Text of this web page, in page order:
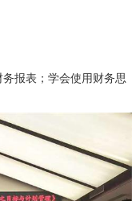
报表；学会使用财务思